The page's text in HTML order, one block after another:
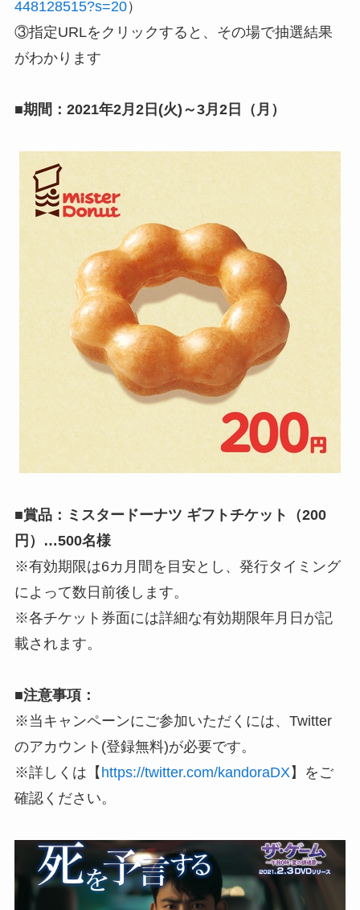
448128515?s=20）
③指定URLをクリックすると、その場で抽選結果
がわかります
■期間：2021年2月2日(火)～3月2日（月）
■賞品：ミスタードーナツ ギフトチケット（200
円）…500名様
※有効期限は6カ月間を目安とし、発行タイミング
によって数日前後します。
※各チケット券面には詳細な有効期限年月日が記
載されます。
■注意事項：
※当キャンペーンにご参加いただくには、Twitter
のアカウント(登録無料)が必要です。
※詳しくは【 https://twitter.com/kandoraDX 】をご
確認ください。